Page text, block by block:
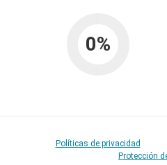
0%
Políticas de privacidad
Protección